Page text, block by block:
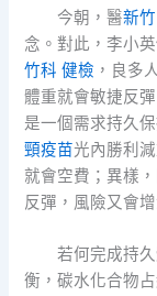
今朝，醫新
念。對此，李小
竹科 健檢 ，良多
體重就會敏捷反
是一個需求持久
頸疫苗光內勝利
就會空費；異樣
反彈，風險又會
若何完成持
衡，碳水化合物